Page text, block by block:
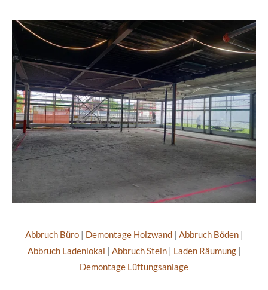
Abbruch Büro| Demontage Holzwand| Abbruch Böden|
Abbruch Ladenlokal
Abbruch Stein| Laden Räumung|
Demontage Lüftungsanlage